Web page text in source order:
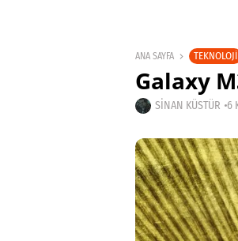
ANA SAYFA TEKNOLOJI
Galaxy
SINAN KÜSTÜR 6